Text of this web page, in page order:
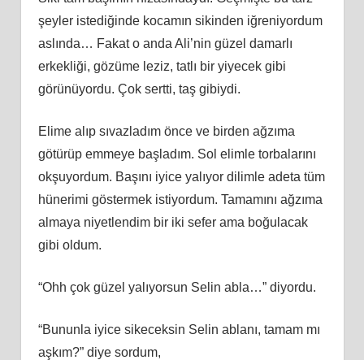
şeyler istediğinde kocamın sikinden iğreniyordum
aslında… Fakat o anda Ali’nin güzel damarlı
erkekliği, gözüme leziz, tatlı bir yiyecek gibi
görünüyordu. Çok sertti, taş gibiydi.
Elime alıp sıvazladım önce ve birden ağzıma
götürüp emmeye başladım. Sol elimle torbalarını
okşuyordum. Başını iyice yalıyor dilimle adeta tüm
hünerimi göstermek istiyordum. Tamamını ağzıma
almaya niyetlendim bir iki sefer ama boğulacak
gibi oldum.
“Ohh çok güzel yalıyorsun Selin abla…” diyordu.
“Bununla iyice sikeceksin Selin ablanı, tamam mı
aşkım?” diye sordum,